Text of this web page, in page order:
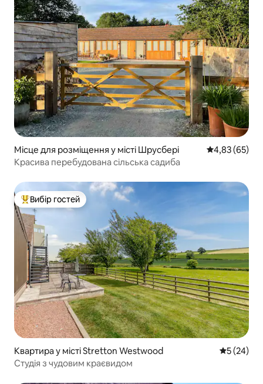
Місце для розміщення у місті Шрусбері Середня
4,83 (65)
Красива перебудована сільська садиба
Топ вибір гостей
Вибір гостей
Квартира у місті Stretton Westwood Середня
5 (24)
Студія з чудовим краєвидом